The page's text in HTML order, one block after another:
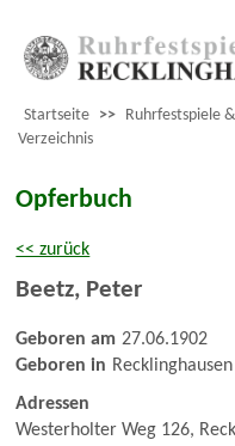
Startseite >> Ruhrfestspiele
Verzeichnis
Opferbuch
<< zurück
Beetz, Peter
Geboren am 27.06.1902
Geboren in Recklinghausen
Adressen
Westerholter Weg 126,